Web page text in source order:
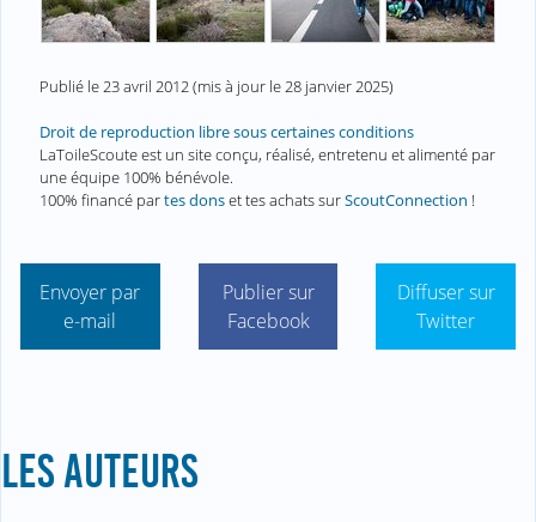
Publié le23 avril 2012(mis à jour le28 janvier 2025)
Droit de reproduction libre sous certaines conditions
LaToileScoute est un site conçu, réalisé, entretenu et alimenté par
une équipe 100% bénévole.
100% financé partes donset tes achats surScoutConnection !
Envoyer par
e-mail
Publier sur
Facebook
Diffuser sur
Twitter
LES AUTEURS